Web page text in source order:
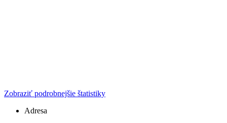
Zobraziť podrobnejšie štatistiky
Adresa